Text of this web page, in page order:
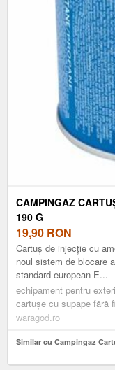
CAMPINGAZ
190 G
19,90 RON
Cartuș de injecție cu
noul sistem de blocare
standard european E...
echipament pentru
cartușe cu supape fără
waragod.ro
Similar cu Campingaz